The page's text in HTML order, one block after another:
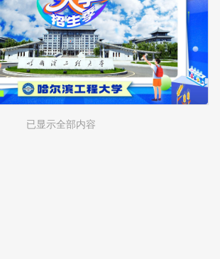
已显示全部内容